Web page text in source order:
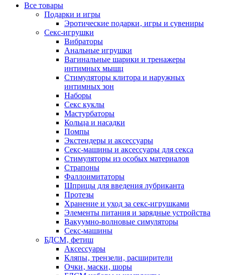
Все товары
Подарки и игры
Эротические подарки‚ игры и сувениры
Секс-игрушки
Вибраторы
Анальные игрушки
Вагинальные шарики и тренажеры
интимных мышц
Стимуляторы клитора и наружных
интимных зон
Наборы
Секс куклы
Мастурбаторы
Кольца и насадки
Помпы
Экстендеры и аксессуары
Секс-машины и аксессуары для секса
Стимуляторы из особых материалов
Страпоны
Фаллоимитаторы
Шприцы для введения лубриканта
Протезы
Хранение и уход за секс-игрушками
Элементы питания и зарядные устройства
Вакуумно-волновые симуляторы
Секс-машины
БДСМ‚ фетиш
Аксессуары
Кляпы‚ трензели‚ расширители
Очки‚ маски‚ шоры